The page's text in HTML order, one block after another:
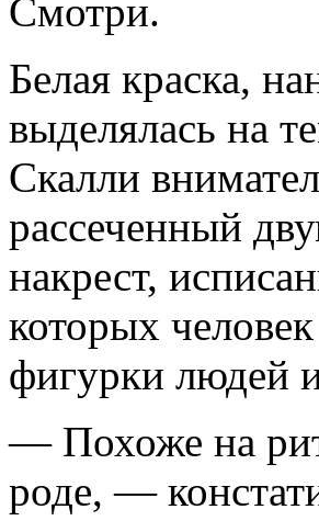
Смотри.
Белая краска,
выделялась на
Скалли
рассеченный
накрест,
которых
фигурки людей
— Похоже на
роде, —